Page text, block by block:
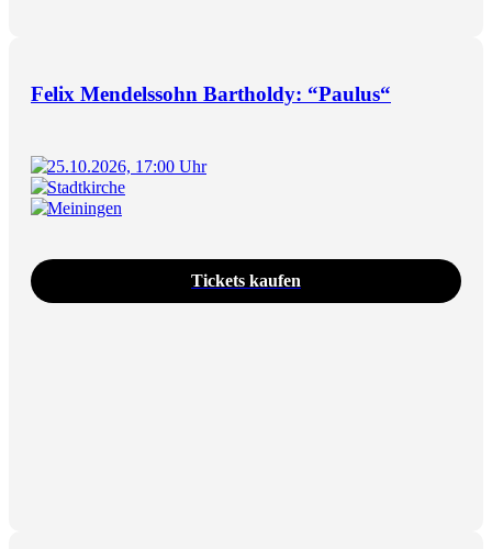
Felix Mendelssohn Bartholdy: “Paulus“
25.10.2026, 17:00 Uhr
Stadtkirche
Meiningen
Tickets kaufen